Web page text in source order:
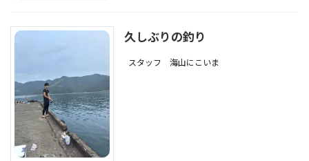
久しぶりの釣り
スタッフ 海山にこいま